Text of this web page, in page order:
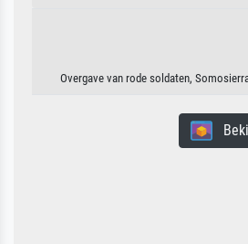
Overgave van rode soldaten,